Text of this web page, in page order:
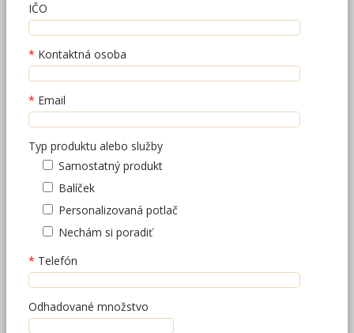
IČO
Kontaktná osoba
Email
Typ produktu alebo služby
Samostatný produkt
Balíček
Personalizovaná potlač
Nechám si poradiť
Telefón
Odhadované množstvo